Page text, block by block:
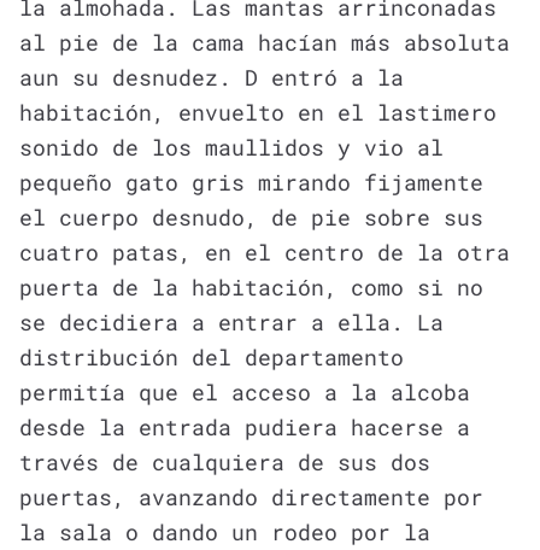
la almohada. Las mantas arrinconadas
al pie de la cama hacían más absoluta
aun su desnudez. D entró a la
habitación, envuelto en el lastimero
sonido de los maullidos y vio al
pequeño gato gris mirando fijamente
el cuerpo desnudo, de pie sobre sus
cuatro patas, en el centro de la otra
puerta de la habitación, como si no
se decidiera a entrar a ella. La
distribución del departamento
permitía que el acceso a la alcoba
desde la entrada pudiera hacerse a
través de cualquiera de sus dos
puertas, avanzando directamente por
la sala o dando un rodeo por la